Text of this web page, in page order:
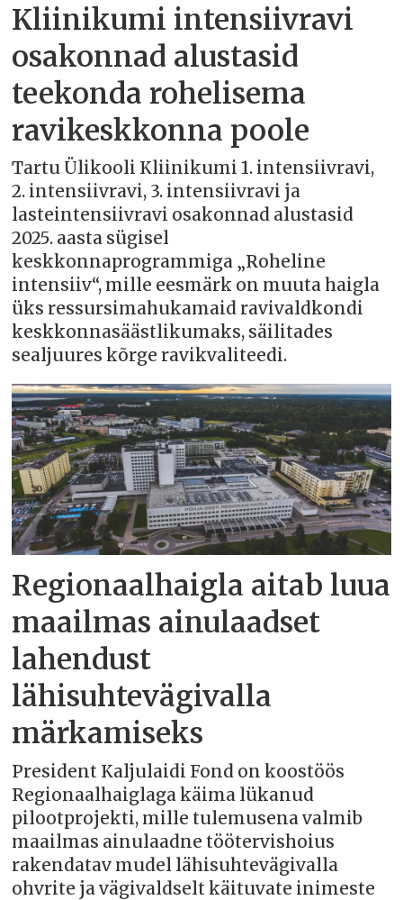
Kliinikumi intensiivravi
osakonnad alustasid
teekonda rohelisema
ravikeskkonna poole
Tartu Ülikooli Kliinikumi 1. intensiivravi,
2. intensiivravi, 3. intensiivravi ja
lasteintensiivravi osakonnad alustasid
2025. aasta sügisel
keskkonnaprogrammiga „Roheline
intensiiv“, mille eesmärk on muuta haigla
üks ressursimahukamaid ravivaldkondi
keskkonnasäästlikumaks, säilitades
sealjuures kõrge ravikvaliteedi.
Regionaalhaigla aitab luua
maailmas ainulaadset
lahendust
lähisuhtevägivalla
märkamiseks
President Kaljulaidi Fond on koostöös
Regionaalhaiglaga käima lükanud
pilootprojekti, mille tulemusena valmib
maailmas ainulaadne töötervishoius
rakendatav mudel lähisuhtevägivalla
ohvrite ja vägivaldselt käituvate inimeste